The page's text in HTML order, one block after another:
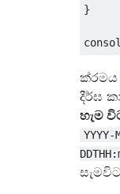
}
ක්රමය
දීර්ඝ
හැම
YYYY-